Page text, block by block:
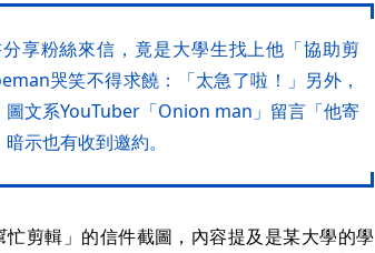
享粉絲來信，竟是大學生找上他「協助剪
哭笑不得求饒：「太急了啦！」另外，
文系YouTuber「Onion man」留言「他寄
示也有收到邀約。
剪輯」的信件截圖，內容提及是某大學的學